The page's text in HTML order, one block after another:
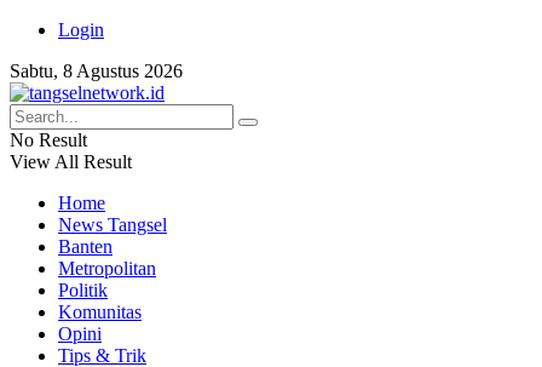
Login
Sabtu, 8 Agustus 2026
No Result
View All Result
Home
News Tangsel
Banten
Metropolitan
Politik
Komunitas
Opini
Tips & Trik